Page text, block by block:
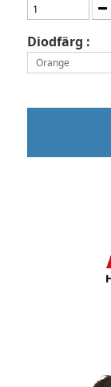
Diodfärg :
Orange